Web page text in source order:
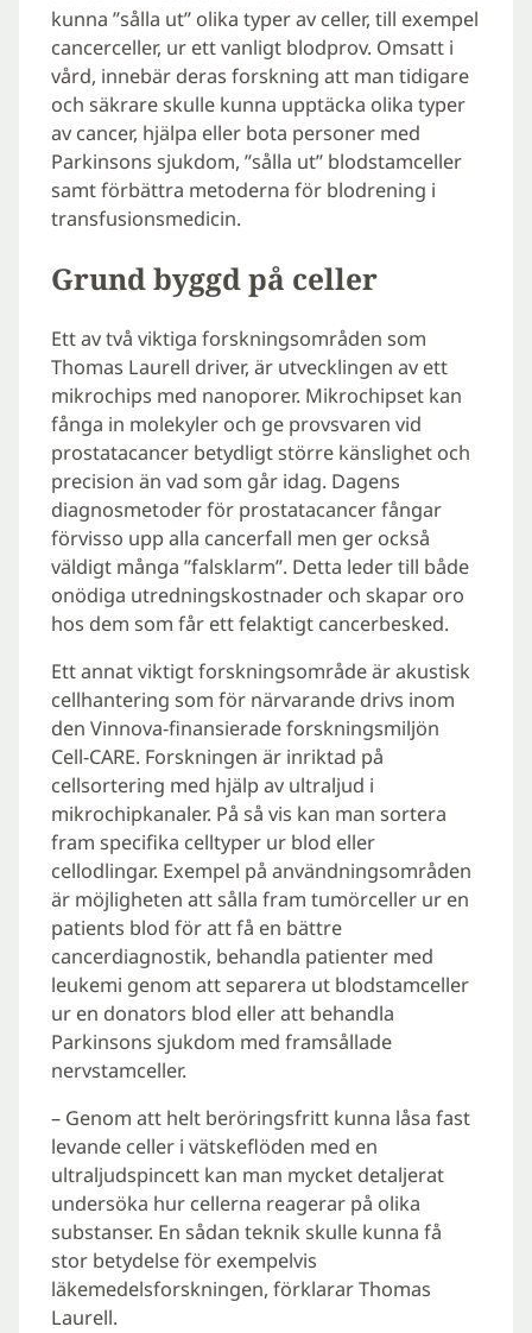
kunna ”sålla ut” olika typer av celler, till exempel
cancerceller, ur ett vanligt blodprov. Omsatt i
vård, innebär deras forskning att man tidigare
och säkrare skulle kunna upptäcka olika typer
av cancer, hjälpa eller bota personer med
Parkinsons sjukdom, ”sålla ut” blodstamceller
samt förbättra metoderna för blodrening i
transfusionsmedicin.
Grund byggd på celler
Ett av två viktiga forskningsområden som
Thomas Laurell driver, är utvecklingen av ett
mikrochips med nanoporer. Mikrochipset kan
fånga in molekyler och ge provsvaren vid
prostatacancer betydligt större känslighet och
precision än vad som går idag. Dagens
diagnosmetoder för prostatacancer fångar
förvisso upp alla cancerfall men ger också
väldigt många ”falsklarm”. Detta leder till både
onödiga utredningskostnader och skapar oro
hos dem som får ett felaktigt cancerbesked.
Ett annat viktigt forskningsområde är akustisk
cellhantering som för närvarande drivs inom
den Vinnova-finansierade forskningsmiljön
Cell-CARE. Forskningen är inriktad på
cellsortering med hjälp av ultraljud i
mikrochipkanaler. På så vis kan man sortera
fram specifika celltyper ur blod eller
cellodlingar. Exempel på användningsområden
är möjligheten att sålla fram tumörceller ur en
patients blod för att få en bättre
cancerdiagnostik, behandla patienter med
leukemi genom att separera ut blodstamceller
ur en donators blod eller att behandla
Parkinsons sjukdom med framsållade
nervstamceller.
– Genom att helt beröringsfritt kunna låsa fast
levande celler i vätskeflöden med en
ultraljudspincett kan man mycket detaljerat
undersöka hur cellerna reagerar på olika
substanser. En sådan teknik skulle kunna få
stor betydelse för exempelvis
läkemedelsforskningen, förklarar Thomas
Laurell.